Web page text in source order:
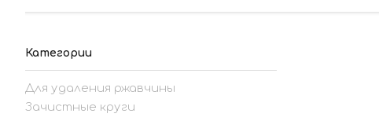
Категории
Для удаления ржавчины
Зачистные круги